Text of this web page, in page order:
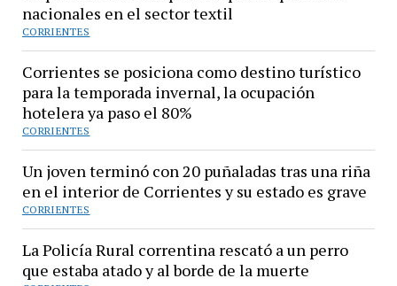
nacionales en el sector textil
CORRIENTES
Corrientes se posiciona como destino turístico
para la temporada invernal, la ocupación
hotelera ya paso el 80%
CORRIENTES
Un joven terminó con 20 puñaladas tras una riña
en el interior de Corrientes y su estado es grave
CORRIENTES
La Policía Rural correntina rescató a un perro
que estaba atado y al borde de la muerte